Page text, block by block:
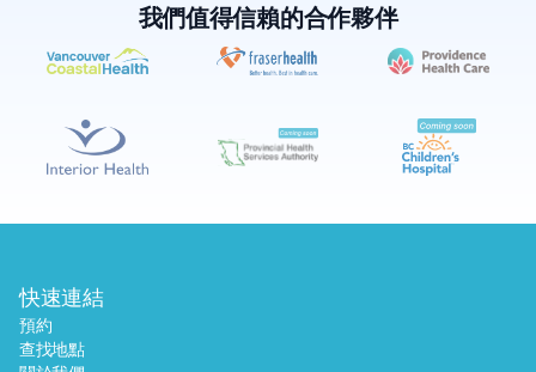
我們值得信賴的合作夥伴
快速連結
預約
查找地點